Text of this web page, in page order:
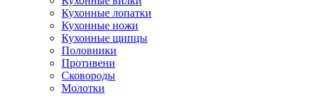
Кухонные лопатки
Кухонные ножи
Кухонные щипцы
Половники
Противени
Сковороды
Молотки